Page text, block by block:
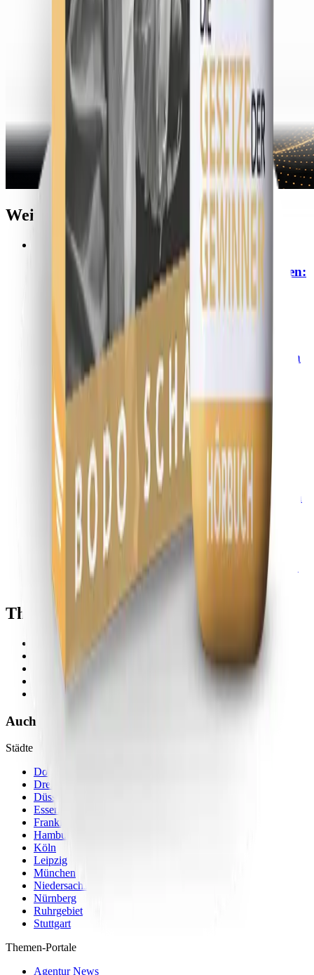
Weitere Artikel
Medien & Marketing
Pressemitteilung in Wartenberg veröffentlichen:
Mehr Sichtbarkeit für regionale Firmen
Medien & Marketing
Malchow digital sichtbar machen: Mit
Pressemitteilungen lokale Reichweite aufbauen
Medien & Marketing
Presseartikel in Falkenberg veröffentlichen:
Sichtbarkeit für Unternehmer am Berliner
Rand
Medien & Marketing
Lichtenberg online stärken: Pressemitteilungen
für lokale Unternehmen gezielt einsetzen
Medien & Marketing
Pressemitteilung in Karlshorst veröffentlichen:
Mehr Aufmerksamkeit für regionale Anbieter
Themen
Berlin
Brandenburg
Hauptstadt
Wirtschaft
Auch im newsflow24-Netzwerk
Städte
Dortmund
Dresden
Düsseldorf
Essen
Frankfurt am Main
Hamburg
Köln
Leipzig
München
Niedersachsen
Nürnberg
Ruhrgebiet
Stuttgart
Themen-Portale
Agentur News